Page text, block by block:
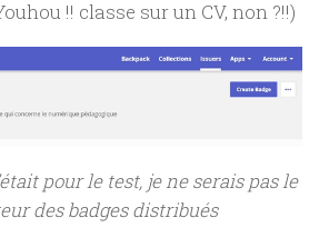
!! classe sur un CV, non ?!!)
pour le test, je ne serais pas le
des badges distribués